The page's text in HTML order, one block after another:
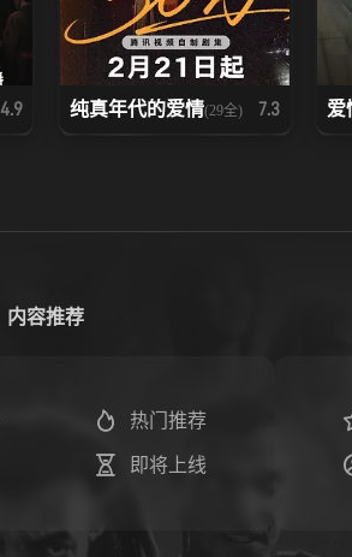
4.9 纯真年代的爱情(29全) 7.3 爱
内容推荐
热门推荐
即将上线